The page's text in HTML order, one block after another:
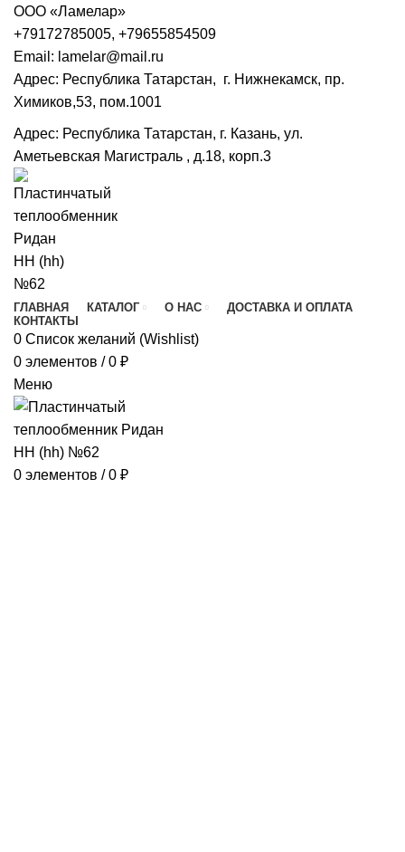
ООО «Ламелар»
+79172785005, +79655854509
Email: lamelar@mail.ru
Адрес: Республика Татарстан, г. Нижнекамск, пр.
Химиков,53, пом.1001
Адрес: Республика Татарстан, г. Казань, ул.
Аметьевская Магистраль , д.18, корп.3
ГЛАВНАЯ КАТАЛОГ О НАС
ДОСТАВКА И ОПЛАТА
КОНТАКТЫ
0 Список желаний (Wishlist)
0 элементов / 0 ₽
Меню
0 элементов / 0 ₽